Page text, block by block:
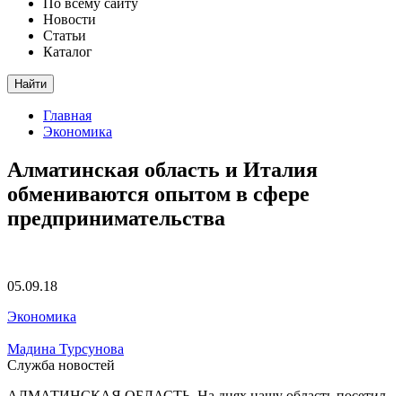
Новости
Статьи
Каталог
Найти
Главная
Экономика
Алматинская область и Италия
обмениваются опытом в сфере
предпринимательства
05.09.18
Экономика
Мадина Турсунова
Служба новостей